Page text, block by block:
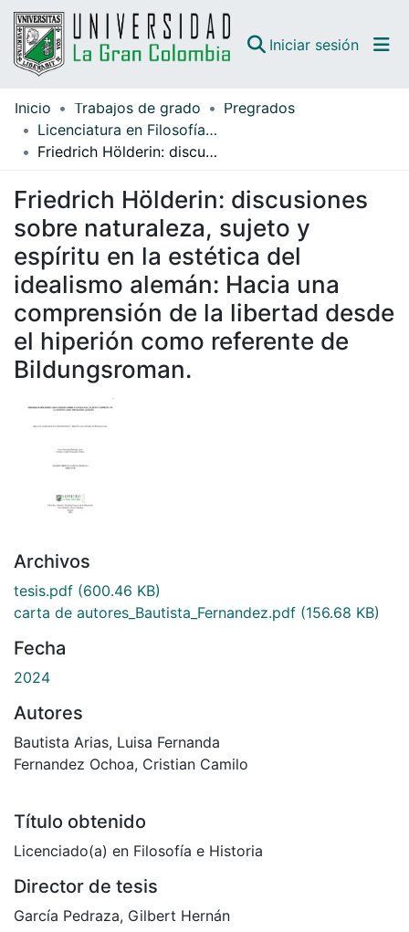
Iniciar sesión
Comunidades
Todo DSpace
Guías
Inicio Trabajos de grado
Pregrados
Licenciatura en Filosofía e Historia
Friedrich Hölderin: discusiones sobre naturaleza, sujeto y espíritu en la estética del idealismo alemán: Hacia una comprensión de la libertad desde el hiperión como referente de Bildungsroman.
Friedrich Hölderin: discusiones
sobre naturaleza, sujeto y
espíritu en la estética del
idealismo alemán: Hacia una
comprensión de la libertad desde
el hiperión como referente de
Bildungsroman.
Archivos
tesis.pdf (600.46 KB)
carta de autores_Bautista_Fernandez.pdf (156.68 KB)
Fecha
2024
Autores
Bautista Arias, Luisa Fernanda
Fernandez Ochoa, Cristian Camilo
Título obtenido
Licenciado(a) en Filosofía e Historia
Director de tesis
García Pedraza, Gilbert Hernán